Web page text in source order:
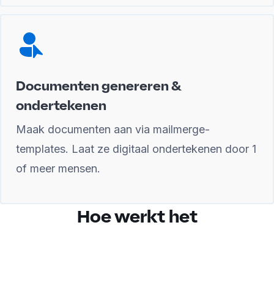
Documenten genereren &
ondertekenen
Maak documenten aan via mailmerge-
templates. Laat ze digitaal ondertekenen door 1
of meer mensen.
Hoe werkt het